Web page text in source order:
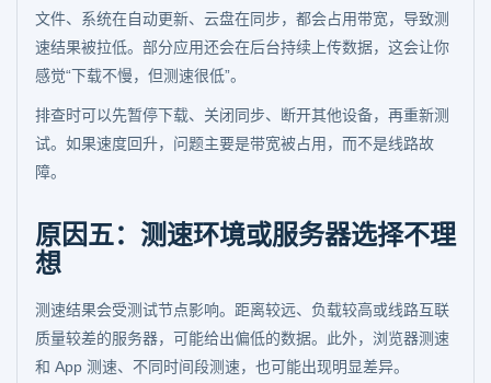
文件、系统在自动更新、云盘在同步，都会占用带宽，导致测
速结果被拉低。部分应用还会在后台持续上传数据，这会让你
感觉“下载不慢，但测速很低”。
排查时可以先暂停下载、关闭同步、断开其他设备，再重新测
试。如果速度回升，问题主要是带宽被占用，而不是线路故
障。
原因五：测速环境或服务器选择不理
想
测速结果会受测试节点影响。距离较远、负载较高或线路互联
质量较差的服务器，可能给出偏低的数据。此外，浏览器测速
和 App 测速、不同时间段测速，也可能出现明显差异。